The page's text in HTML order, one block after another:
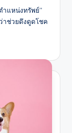
ำแหน่งทรัพย์”
าช่วยดึงดูดโชค